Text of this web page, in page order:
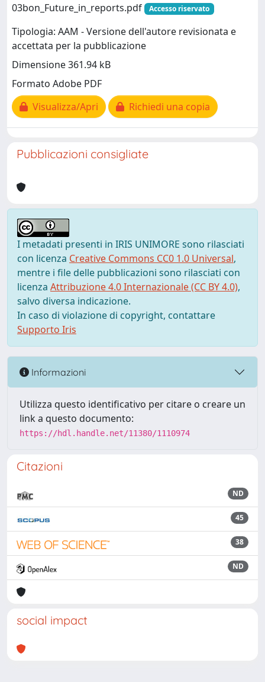
03bon_Future_in_reports.pdf
Accesso riservato
Tipologia: AAM - Versione dell'autore revisionata e
accettata per la pubblicazione
Dimensione 361.94 kB
Formato Adobe PDF
Visualizza/Apri
Richiedi una copia
Pubblicazioni consigliate
I metadati presenti in IRIS UNIMORE sono rilasciati
con licenza Creative Commons CC0 1.0 Universal,
mentre i file delle pubblicazioni sono rilasciati con
licenza Attribuzione 4.0 Internazionale (CC BY 4.0),
salvo diversa indicazione.
In caso di violazione di copyright, contattare
Supporto Iris
Informazioni
Utilizza questo identificativo per citare o creare un
link a questo documento:
https://hdl.handle.net/11380/1110974
Citazioni
ND
45
38
ND
social impact